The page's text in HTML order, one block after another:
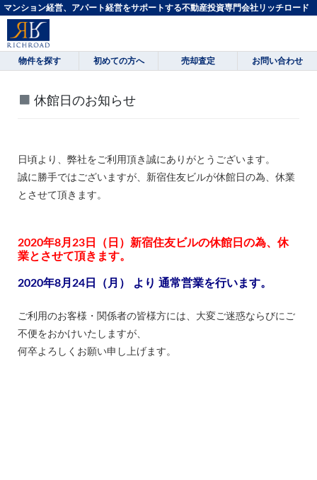
マンション経営、アパート経営をサポートする不動産投資専門会社リッチロード
物件を探す 初めての方へ 売却査定 お問い合わせ
休館日のお知らせ
日頃より、弊社をご利用頂き誠にありがとうございます。
誠に勝手ではございますが、新宿住友ビルが休館日の為、休業
とさせて頂きます。
2020年8月23日（日）新宿住友ビルの休館日の為、休
業とさせて頂きます。
2020年8月24日（月） より 通常営業を行います。
ご利用のお客様・関係者の皆様方には、大変ご迷惑ならびにご
不便をおかけいたしますが、
何卒よろしくお願い申し上げます。